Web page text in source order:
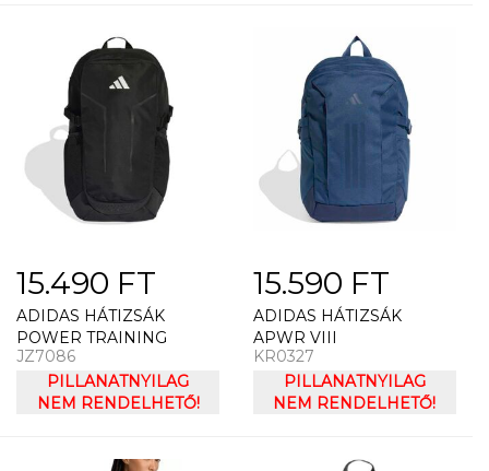
15.490 FT
ADIDAS HÁTIZSÁK
POWER TRAINING
JZ7086
PILLANATNYILAG
NEM RENDELHETŐ!
15.590 FT
ADIDAS HÁTIZSÁK
APWR VIII
KR0327
PILLANATNYILAG
NEM RENDELHETŐ!